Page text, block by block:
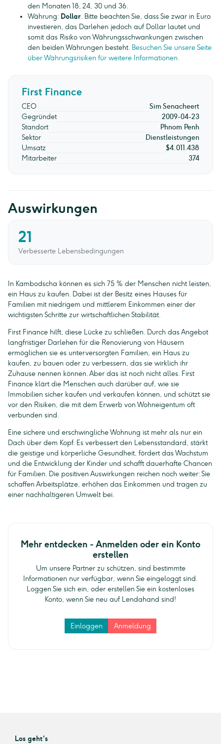
den Monaten 18, 24, 30 und 36.
Währung: Dollar. Bitte beachten Sie, dass Sie zwar in Euro
investieren, das Darlehen jedoch auf Dollar lautet und
somit das Risiko von Währungsschwankungen zwischen
den beiden Währungen besteht. Besuchen Sie unsere Seite
über Währungsrisiken für weitere Informationen.
First Finance
CEO
Sim Senacheert
Gegründet
2009-04-23
Standort
Phnom Penh
Sektor
Dienstleistungen
Umsatz
$4.011.438
Mitarbeiter
374
Auswirkungen
21
Verbesserte Lebensbedingungen
In Kambodscha können es sich 75 % der Menschen nicht leisten,
ein Haus zu kaufen. Dabei ist der Besitz eines Hauses für
Familien mit niedrigem und mittlerem Einkommen einer der
wichtigsten Schritte zur wirtschaftlichen Stabilität.
First Finance hilft, diese Lücke zu schließen. Durch das Angebot
langfristiger Darlehen für die Renovierung von Häusern
ermöglichen sie es unterversorgten Familien, ein Haus zu
kaufen, zu bauen oder zu verbessern, das sie wirklich ihr
Zuhause nennen können. Aber das ist noch nicht alles. First
Finance klärt die Menschen auch darüber auf, wie sie
Immobilien sicher kaufen und verkaufen können, und schützt sie
vor den Risiken, die mit dem Erwerb von Wohneigentum oft
verbunden sind.
Eine sichere und erschwingliche Wohnung ist mehr als nur ein
Dach über dem Kopf. Es verbessert den Lebensstandard, stärkt
die geistige und körperliche Gesundheit, fördert das Wachstum
und die Entwicklung der Kinder und schafft dauerhafte Chancen
für Familien. Die positiven Auswirkungen reichen noch weiter: Sie
schaffen Arbeitsplätze, erhöhen das Einkommen und tragen zu
einer nachhaltigeren Umwelt bei.
Mehr entdecken - Anmelden oder ein Konto
erstellen
Um unsere Partner zu schützen, sind bestimmte
Informationen nur verfügbar, wenn Sie eingeloggt sind.
Loggen Sie sich ein, oder erstellen Sie ein kostenloses
Konto, wenn Sie neu auf Lendahand sind!
Einloggen Anmeldung
Los geht's